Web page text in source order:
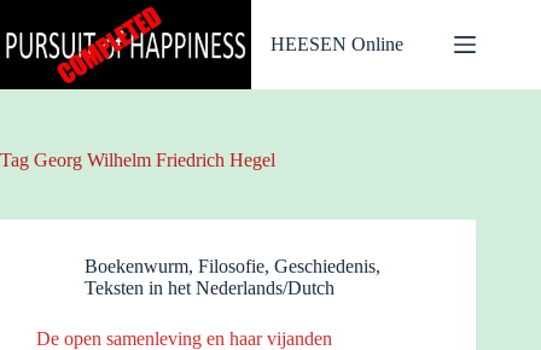
naar
de
HEESEN Online
Tag Georg Wilhelm Friedrich Hegel
Boekenwurm, Filosofie, Geschiedenis,
Teksten in het Nederlands/Dutch
De open samenleving en haar vijanden